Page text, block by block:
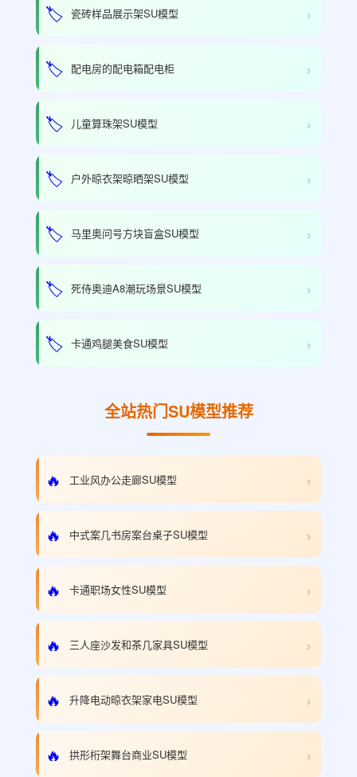
🏷️ 瓷砖样品展示架SU模型 ›
🏷️ 配电房的配电箱配电柜 ›
🏷️ 儿童算珠架SU模型 ›
🏷️ 户外晾衣架晾晒架SU模型 ›
🏷️ 马里奥问号方块盲盒SU模型 ›
🏷️ 死侍奥迪A8潮玩场景SU模型 ›
🏷️ 卡通鸡腿美食SU模型 ›
全站热门SU模型推荐
🔥 工业风办公走廊SU模型 ›
🔥 中式案几书房案台桌子SU模型 ›
🔥 卡通职场女性SU模型 ›
🔥 三人座沙发和茶几家具SU模型 ›
🔥 升降电动晾衣架家电SU模型 ›
🔥 拱形桁架舞台商业SU模型 ›